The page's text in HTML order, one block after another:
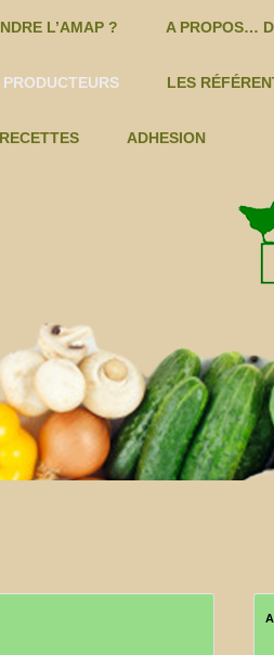
L’AMAP ? A PROPOS…
DOMAINE ROUSTAN – VINS
LES
LES
DU PRIEURÉ – VALDINOIX
DE GOURGONNIER – VINS
MATHIEU FILLACIER – PAIN
LES
ADHESION